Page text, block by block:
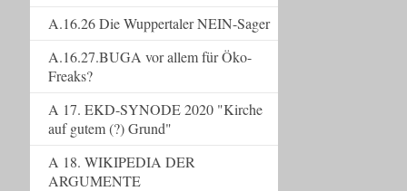
A.16.26 Die Wuppertaler NEIN-Sager
A.16.27.BUGA vor allem für Öko-
Freaks?
A 17. EKD-SYNODE 2020 "Kirche
auf gutem (?) Grund"
A 18. WIKIPEDIA DER
ARGUMENTE